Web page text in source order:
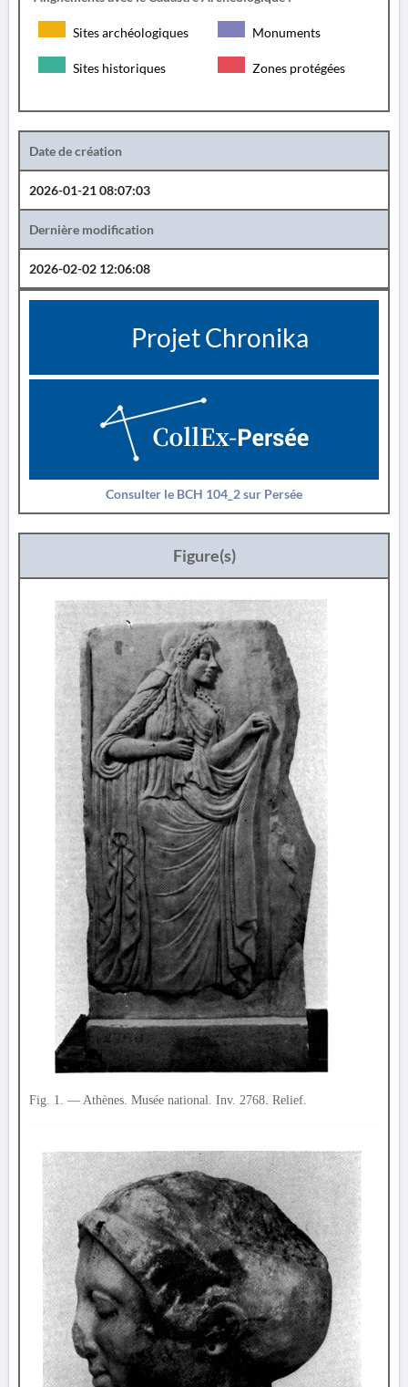
Sites archéologiques Monuments
Sites historiques Zones protégées
Date de création
2026-01-21 08:07:03
Dernière modification
2026-02-02 12:06:08
Projet Chronika
Consulter le BCH 104_2 sur Persée
Figure(s)
Fig. 1. — Athènes. Musée national. Inv. 2768. Relief.